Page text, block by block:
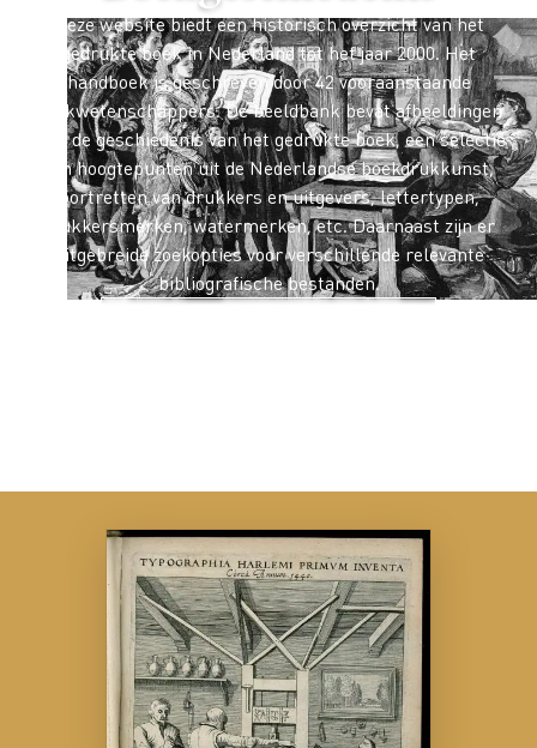
Deze website biedt een historisch overzicht van het
gedrukte boek in Nederland tot het jaar 2000. Het
handboek is geschreven door 42 vooraanstaande
boekwetenschappers. De beeldbank bevat afbeeldingen
over de geschiedenis van het gedrukte boek, een selectie
van hoogtepunten uit de Nederlandse boekdrukkunst,
portretten van drukkers en uitgevers, lettertypen,
drukkersmerken, watermerken, etc. Daarnaast zijn er
uitgebreide zoekopties voor verschillende relevante
bibliografische bestanden.